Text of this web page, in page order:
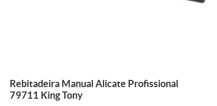
Rebitadeira Manual Alicate Profissional
79711 King Tony